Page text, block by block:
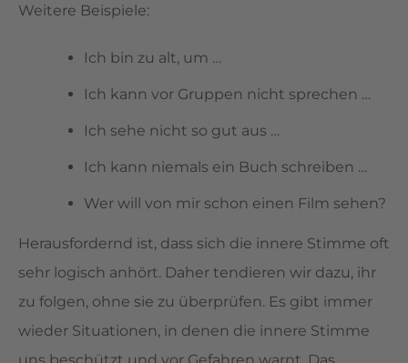
Weitere Beispiele:
Ich bin zu alt, um …
Ich kann vor Gruppen nicht sprechen …
Ich sehe nicht so gut aus …
Ich kann niemals ein Buch schreiben …
Wer will von mir schon einen Film sehen?
Herausfordernd ist, dass sich die innere Stimme oft
sehr logisch anhört. Daher tendieren wir dazu, ihr
zu folgen, ohne sie zu überprüfen. Es gibt immer
wieder Situationen, in denen die innere Stimme